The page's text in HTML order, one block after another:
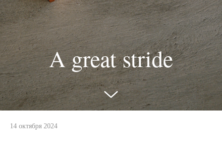
A great stride
14 октября 2024